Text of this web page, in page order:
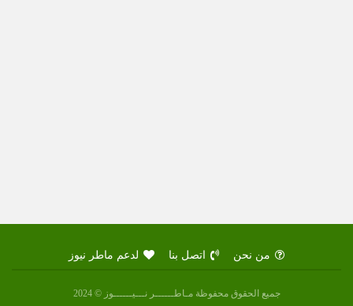
من نحن اتصل بنا لدعم ماطر نيوز
جميع الحقوق محفوظة مـاطــــــر نـــيــــــوز © 2024